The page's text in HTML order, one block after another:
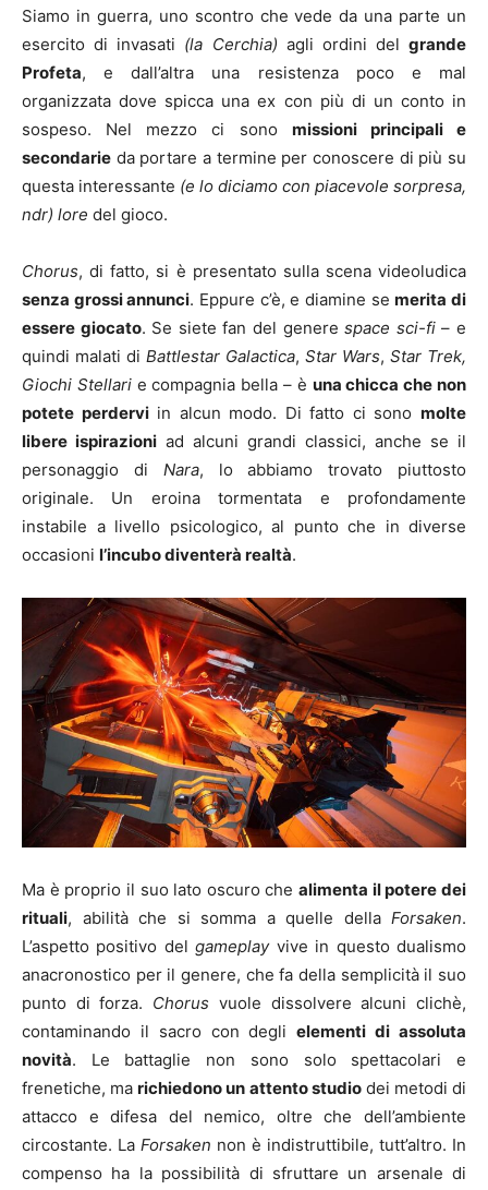
Siamo in guerra, uno scontro che vede da una parte un
esercito di invasati (la Cerchia) agli ordini del grande
Profeta, e dall’altra una resistenza poco e mal
organizzata dove spicca una ex con più di un conto in
sospeso. Nel mezzo ci sono missioni principali e
secondarie da portare a termine per conoscere di più su
questa interessante (e lo diciamo con piacevole sorpresa,
ndr) lore del gioco.
Chorus, di fatto, si è presentato sulla scena videoludica
senza grossi annunci. Eppure c’è, e diamine semerita di
essere giocato. Se siete fan del generespace sci-fi– e
quindi malati di Battlestar Galactica, Star Wars, Star Trek,
Giochi Stellari e compagnia bella – è una chicca che non
potete perderviin alcun modo. Di fatto ci sonomolte
libere ispirazioni ad alcuni grandi classici, anche se il
personaggio di Nara, lo abbiamo trovato piuttosto
originale. Un eroina tormentata e profondamente
instabile a livello psicologico, al punto che in diverse
occasioni l’incubo diventerà realtà.
Ma è proprio il suo lato oscuro chealimenta il potere dei
rituali, abilità che si somma a quelle della Forsaken.
L’aspetto positivo delgameplayvive in questo dualismo
anacronostico per il genere, che fa della semplicità il suo
punto di forza. Chorus vuole dissolvere alcuni clichè,
contaminando il sacro con deglielementi di assoluta
novità. Le battaglie non sono solo spettacolari e
frenetiche, marichiedono un attento studiodei metodi di
attacco e difesa del nemico, oltre che dell’ambiente
circostante. La Forsaken non è indistruttibile, tutt’altro. In
compenso ha la possibilità di sfruttare un arsenale di